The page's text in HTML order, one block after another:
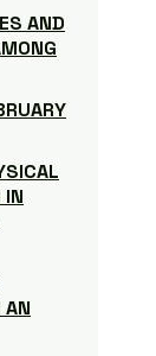
AND
IN
AN